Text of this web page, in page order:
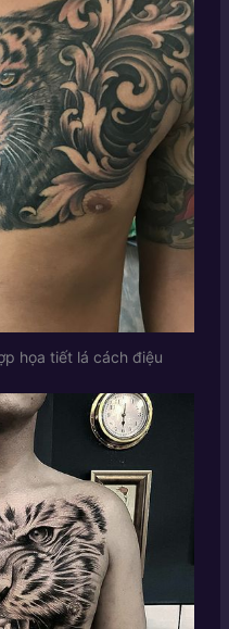
họa tiết lá cách điệu